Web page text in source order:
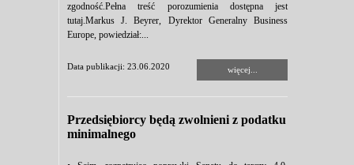
zgodność.Pełna treść porozumienia dostępna jest
tutaj.Markus J. Beyrer, Dyrektor Generalny Business
Europe, powiedział:...
Data publikacji: 23.06.2020 więcej...
Przedsiębiorcy będą zwolnieni z podatku
minimalnego